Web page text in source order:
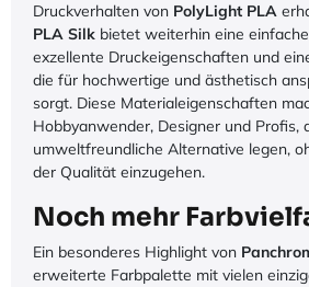
Druckverhalten von PolyLight PLA
PLA Silk bietet weiterhin eine
exzellente Druckeigenschaften und
die für hochwertige und ästhetisch
sorgt. Diese Materialeigenschaften
Hobbyanwender, Designer und Profis,
umweltfreundliche Alternative legen,
der Qualität einzugehen.
Noch mehr
Ein besonderes Highlight von
erweiterte Farbpalette mit vielen